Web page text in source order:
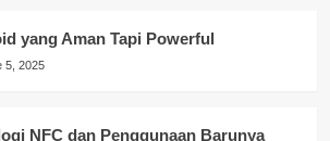
yang Aman Tapi Powerful
5, 2025
NFC dan Penggunaan Barunya